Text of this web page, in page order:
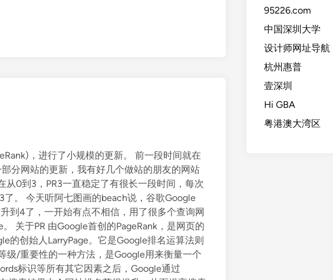
，进行了小规模的更新。 前一段时间就在
分网站的更新，我有好几个做站的朋友的网站
从0到3，PR3一直稳定了有很长一段时间，每次
。 今天听阿七图画的beach说，谷歌Google
到4了，一开始有点不相信，用了很多个查询网
关于PR 由Google首创的PageRank，是网页的
的创始人LarryPage。它是Google排名运算法则
级/重要性的一种方法，是Google用来衡量一个
标识等所有其它因素之后，Google通过
95226.com
中国深圳大学
设计师网址导航
杭州惠普
壹深圳
Hi GBA
粤港澳大湾区